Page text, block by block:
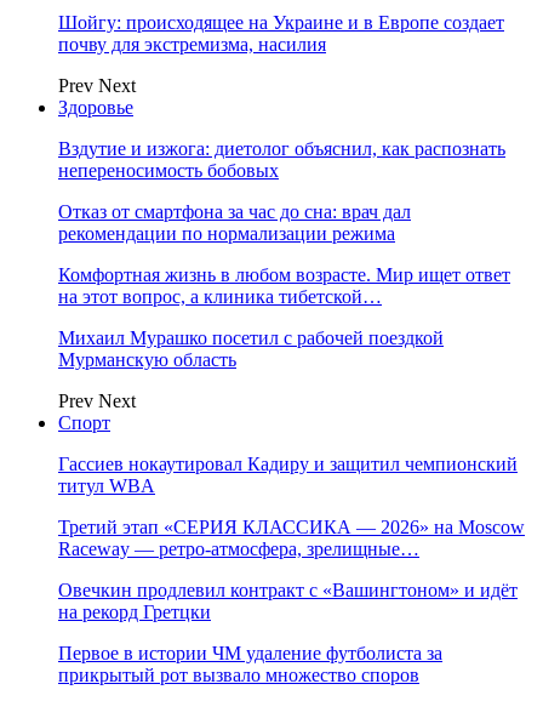
Шойгу: происходящее на Украине и в Европе создает
почву для экстремизма, насилия
Prev Next
Здоровье
Вздутие и изжога: диетолог объяснил, как распознать
непереносимость бобовых
Отказ от смартфона за час до сна: врач дал
рекомендации по нормализации режима
Комфортная жизнь в любом возрасте. Мир ищет ответ
на этот вопрос, а клиника тибетской…
Михаил Мурашко посетил с рабочей поездкой
Мурманскую область
Prev Next
Спорт
Гассиев нокаутировал Кадиру и защитил чемпионский
титул WBA
Третий этап «СЕРИЯ КЛАССИКА — 2026» на Moscow
Raceway — ретро‑атмосфера, зрелищные…
Овечкин продлевил контракт с «Вашингтоном» и идёт
на рекорд Гретцки
Первое в истории ЧМ удаление футболиста за
прикрытый рот вызвало множество споров